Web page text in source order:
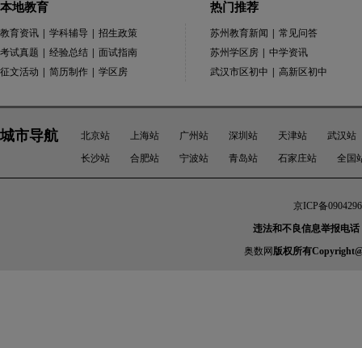
本地教育
教育资讯 学科辅导
招生政策
考试真题
经验总结
面试指南
征文活动
简历制作 学区房
热门推荐
苏州教育新闻
常见问答
苏州学区房
中学资讯
武汉市区初中
高新区初中
城市导航 北京站 上海站 广州站 深圳站 天津站
武汉站
长沙站
合肥站 宁波站 青岛站 石家庄站 全国
京ICP备
违法和不良信息举报电
奥数网版权所有